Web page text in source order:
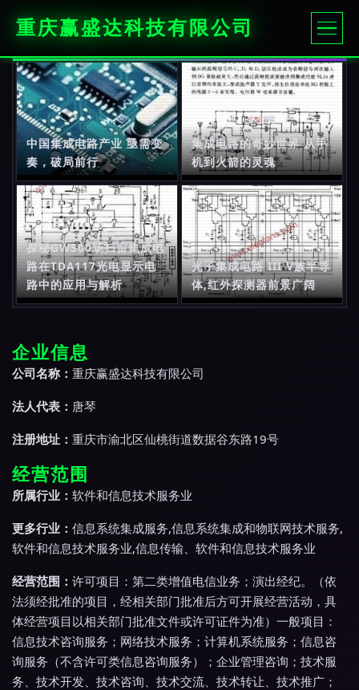
重庆赢盛达科技有限公司
中国集成电路产业 亟需变
奏，破局前行
集成电路的奇妙世界 从手
机到火箭的灵魂
探秘GW500场扫雷集成电
路在TDA117光电显示电
路中的应用与解析
光子集成电路 III V族半导
体,红外探测器前景广阔
企业信息
公司名称： 重庆赢盛达科技有限公司
法人代表： 唐琴
注册地址： 重庆市渝北区仙桃街道数据谷东路19号
经营范围
所属行业： 软件和信息技术服务业
更多行业： 信息系统集成服务,信息系统集成和物联网技术服务,
软件和信息技术服务业,信息传输、软件和信息技术服务业
经营范围： 许可项目：第二类增值电信业务；演出经纪。（依
法须经批准的项目，经相关部门批准后方可开展经营活动，具
体经营项目以相关部门批准文件或许可证件为准）一般项目：
信息技术咨询服务；网络技术服务；计算机系统服务；信息咨
询服务（不含许可类信息咨询服务）；企业管理咨询；技术服
务、技术开发、技术咨询、技术交流、技术转让、技术推广；